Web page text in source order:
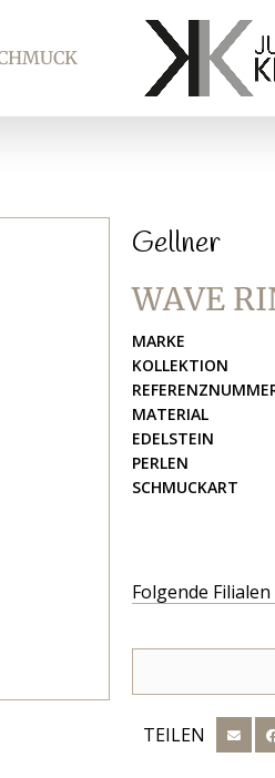
Gellner
WAVE
MARKE
KOLLEKTION
MATERIAL
EDELSTEIN
PERLEN
SCHMUCKART
Folgende
TEILEN